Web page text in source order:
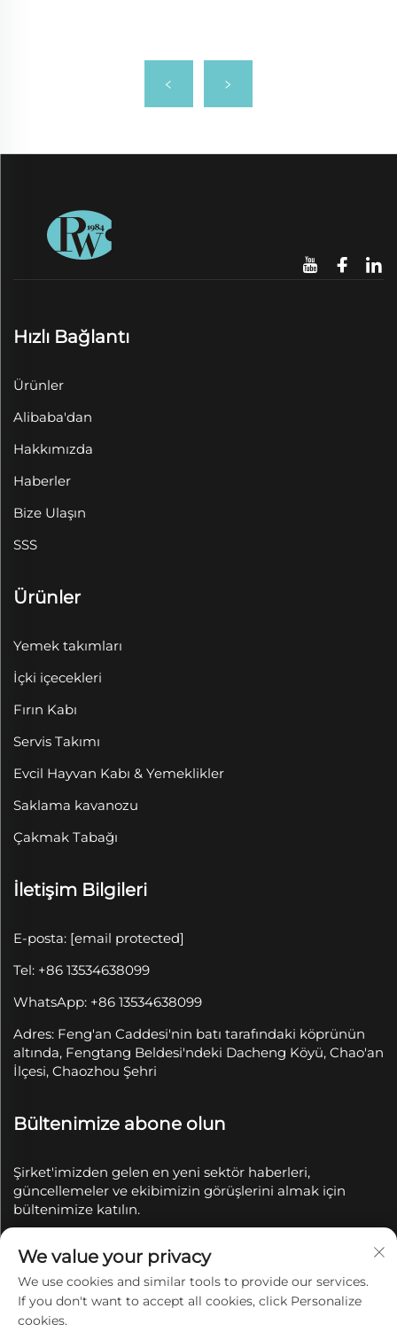
Hızlı Bağlantı
Ürünler
Alibaba'dan
Hakkımızda
Haberler
Bize Ulaşın
SSS
Ürünler
Yemek takımları
İçki içecekleri
Fırın Kabı
Servis Takımı
Evcil Hayvan Kabı & Yemeklikler
Saklama kavanozu
Çakmak Tabağı
İletişim Bilgileri
E-posta: [email protected]
Tel: +86 13534638099
WhatsApp: +86 13534638099
Adres: Feng'an Caddesi'nin batı tarafındaki köprünün
altında, Fengtang Beldesi'ndeki Dacheng Köyü, Chao'an
İlçesi, Chaozhou Şehri
Bültenimize abone olun
Şirket'imizden gelen en yeni sektör haberleri,
güncellemeler ve ekibimizin görüşlerini almak için
bültenimize katılın.
Telif Hakkı © 2025 Chaozhou Qianyue Seramik Sanayi
We value your privacy
We use cookies and similar tools to provide our services.
If you don't want to accept all cookies, click Personalize
cookies.